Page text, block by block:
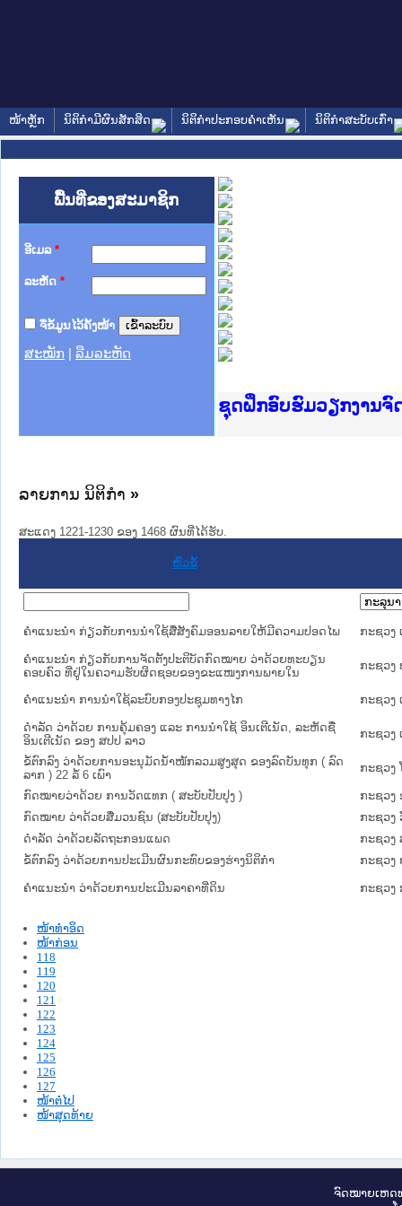
ໜ້າຫຼັກ ນິຕິກໍາມີຜົນສັກສິດ ນິຕິກໍາປະກອບຄໍາເຫັນ ນິຕິກໍາສະບັບເກົ່າ
ພື້ນທີ່ຂອງສະມາຊິກ
ອີເມລ *
ລະຫັດ *
ຈື່ຂໍ້ມູນໄວ້ຄັ້ງໜ້າ
ສະໝັກ ລືມລະຫັດ
Ministry of Justice
ເຜີຍແຜ່ວັບໄຊຈົດໝາຍເ
ກະຊວງຍຸຕິທຳ
ຊຸດຝຶກອົບຮົມວຽກງານຈົ
ກອງປະຊຸມທົບທວນຄືນກ
ຝຶກອົບຮົມ ຜູ່ປະສານງາ
ຝຶກອົບຮົມ ຜູ່ປະສານງາ
ເຜີຍແຜ່ແອັບກົດໝາຍລາ
ເຜີຍແຜ່ແອັບກົດໝາຍລາ
ຍົກລະດັບວຽກງານຈົດໝ
ຊຸດຝຶກອົບຮົມວຽກງານຈົ
ລາຍການ ນິຕິກໍາ »
ສະແດງ 1221-1230 ຂອງ 1468 ຜົນທີ່ໄດ້ຮັບ.
ຫົວຂໍ້
ຄໍາແນະນໍາ ກ່ຽວກັບການນໍາໃຊ້ສື່ສັງຄົມອອນລາຍໃຫ້ມີຄວາມປອດໄພ ກະຊວງ
ຄໍາແນະນໍາ ກ່ຽວກັບການຈັດຕັ້ງປະຕິບັດກົດໝາຍ ວ່າດ້ວຍທະບຽນ
ຄອບຄົວ ທີ່ຢູ່ໃນຄວາມຮັບຜິດຊອບຂອງຂະແໜງການພາຍໃນ
ກະຊວງ
ຄໍາແນະນໍາ ການນໍາໃຊ້ລະບົບກອງປະຊຸມທາງໄກ ກະຊວງ
ດຳລັດ ວ່າດ້ວຍ ການຄຸ້ມຄອງ ແລະ ການນຳໃຊ້ ອິນເຕີເນັດ, ລະຫັດຊື່
ອິນເຕີເນັດ ຂອງ ສປປ ລາວ
ກະຊວງ
ຂໍ້ຕົກລົງ ວ່າດ້ວຍການອະນຸມັດນ້ຳໜັກລວມສູງສຸດ ຂອງລົດບັນທຸກ ( ລົດ
ລາກ ) 22 ລໍ້ 6 ເພົາ
ກະຊວງ
ກົດໝາຍວ່າດ້ວຍ ການວັດແທກ ( ສະບັບປັບປຸງ )
ກະຊວງ
ກົດໝາຍ ວ່າດ້ວຍສື່ມວນຊົນ (ສະບັບປັບປຸງ)
ກະຊວງ
ດໍາລັດ ວ່າດ້ວຍລັດຖະກອນແພດ
ກະຊວງ
ຂໍ້ຕົກລົງ ວ່າດ້ວຍການປະເມີນຜົນກະທົບຂອງຮ່າງນິຕິກຳ
ກະຊວງ
ຄໍາແນະນໍາ ວ່າດ້ວຍການປະເມີນລາຄາທີ່ດິນ ກະຊວງ
ໜ້າທໍາອິດ
ໜ້າກ່ອນ
118
119
120
121
122
123
124
125
126
127
ໜ້າຕໍ່ໄປ
ໜ້າສຸດທ້າຍ
ຈົດ​ໝາຍ​ເຫດ​